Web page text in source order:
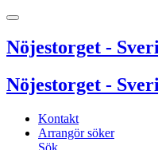
Nöjestorget -
Nöjestorget -
Kontakt
Arrangör söker
Sök